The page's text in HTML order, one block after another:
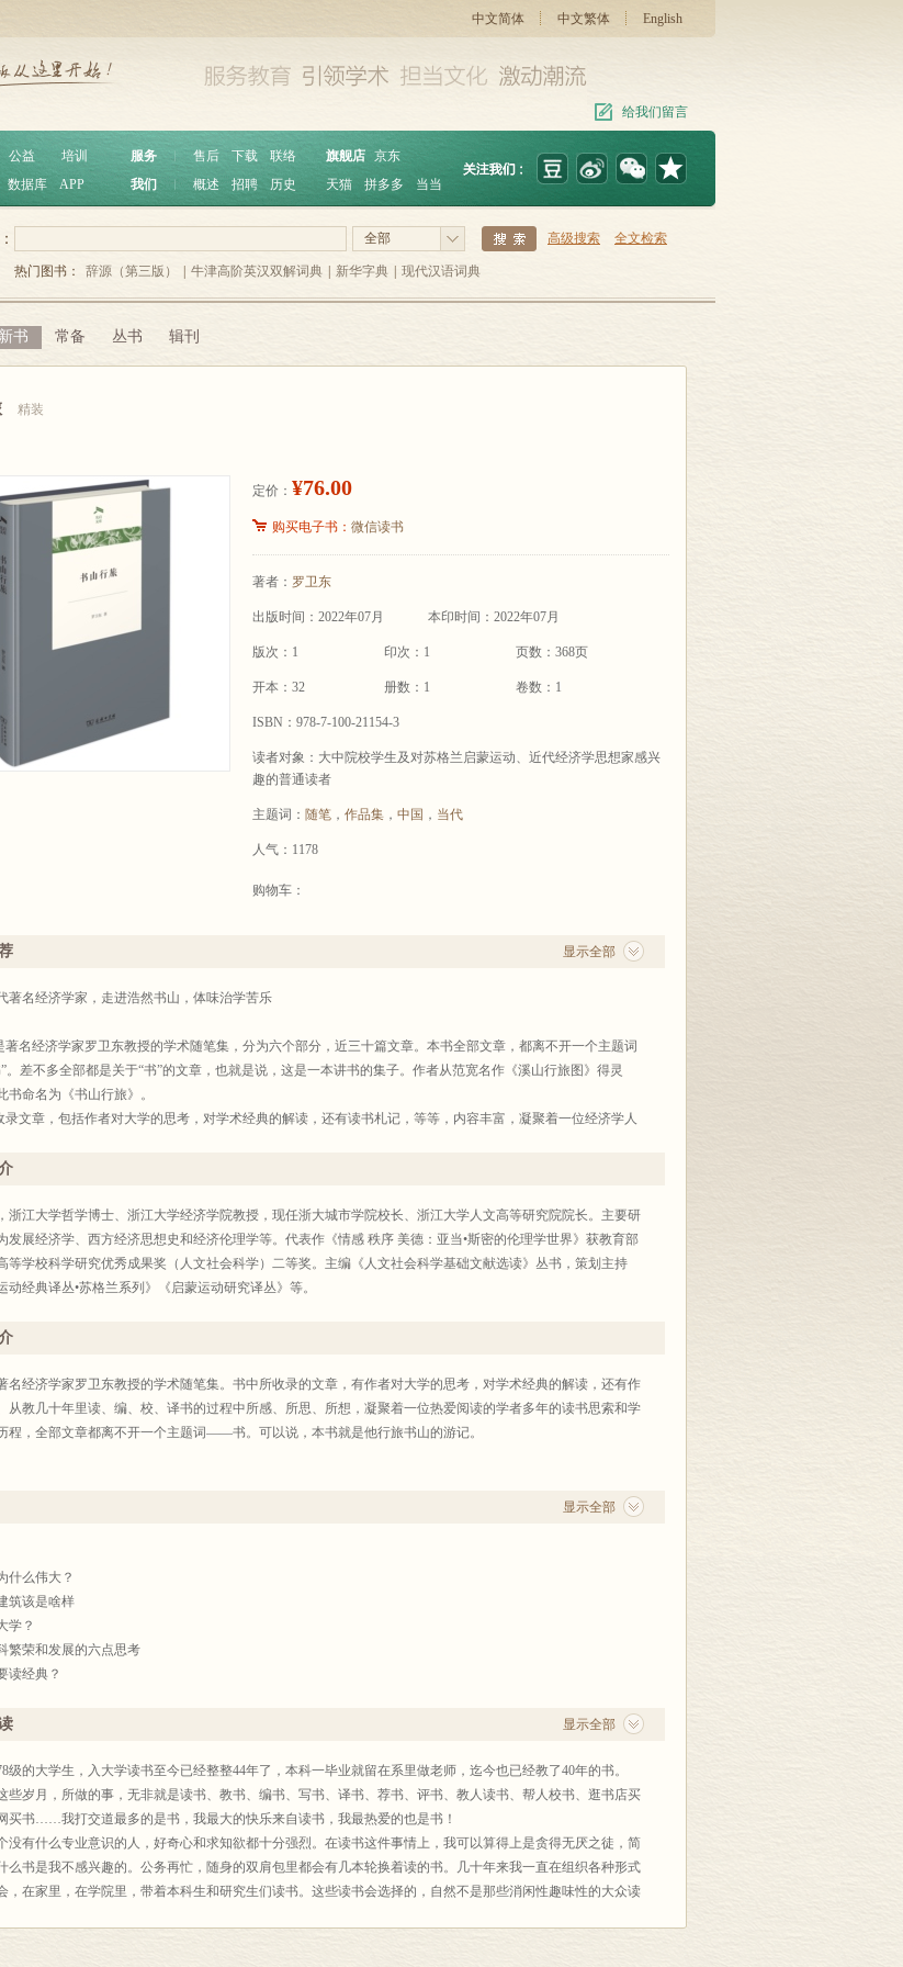
中文简体 中文繁体 English
给我们留言
公益
培训
数据库 APP
服务 ︱ 售后 下载
联络
我们
概述 招聘 历史
旗舰店 京东
天猫
拼多多 当当
全部 高级搜索 全文检索
热门图书： 辞源（第三版） 牛津高阶英汉双解词典 新华字典 现代汉语词典
新书 常备 丛书 辑刊
精装
定价： ¥76.00
购买电子书： 微信读书
著者： 罗卫东
出版时间：2022年07月 本印时间：2022年07月
版次：1 印次：1 页数：368页
开本：32 册数：1 卷数：1
ISBN：978-7-100-21154-3
读者对象：大中院校学生及对苏格兰启蒙运动、近代经济学思想家感兴
趣的普通读者
主题词： 随笔 ， 作品集 ， 中国 ， 当代
人气：1178
购物车：
显示全部
著名经济学家，走进浩然书山，体味治学苦乐
著名经济学家罗卫东教授的学术随笔集，分为六个部分，近三十篇文章。本书全部文章，都离不开一个主题词
差不多全部都是关于“书”的文章，也就是说，这是一本讲书的集子。作者从范宽名作《溪山行旅图》得灵
书命名为《书山行旅》。
录文章，包括作者对大学的思考，对学术经典的解读，还有读书札记，等等，内容丰富，凝聚着一位经济学人
有对艰深的学术经典的精确解读，也有作者平日读书的随思，有深度，也有温度，从这些文章中，我们可以感
浙江大学哲学博士、浙江大学经济学院教授，现任浙大城市学院校长、浙江大学人文高等研究院院长。主要研
发展经济学、西方经济思想史和经济伦理学等。代表作《情感 秩序 美德：亚当•斯密的伦理学世界》获教育部
等学校科学研究优秀成果奖（人文社会科学）二等奖。主编《人文社会科学基础文献选读》丛书，策划主持
动经典译丛•苏格兰系列》《启蒙运动研究译丛》等。
名经济学家罗卫东教授的学术随笔集。书中所收录的文章，有作者对大学的思考，对学术经典的解读，还有作
从教几十年里读、编、校、译书的过程中所感、所思、所想，凝聚着一位热爱阅读的学者多年的读书思索和学
程，全部文章都离不开一个主题词——书。可以说，本书就是他行旅书山的游记。
显示全部
什么伟大？
筑该是啥样
学？
繁荣和发展的六点思考
读经典？
以可能：《道德情操论》导读
还是国家财富：《国富论》导读
格：《学术与政治》解读
门必读的篇文献
蒙永无止境
的多副面孔
的启蒙困境
显示全部
级的大学生，入大学读书至今已经整整44年了，本科一毕业就留在系里做老师，迄今也已经教了40年的书。
些岁月，所做的事，无非就是读书、教书、编书、写书、译书、荐书、评书、教人读书、帮人校书、逛书店买
买书……我打交道最多的是书，我最大的快乐来自读书，我最热爱的也是书！
没有什么专业意识的人，好奇心和求知欲都十分强烈。在读书这件事情上，我可以算得上是贪得无厌之徒，简
么书是我不感兴趣的。公务再忙，随身的双肩包里都会有几本轮换着读的书。几十年来我一直在组织各种形式
，在家里，在学院里，带着本科生和研究生们读书。这些读书会选择的，自然不是那些消闲性趣味性的大众读